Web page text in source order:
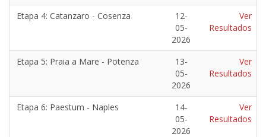
Etapa 4: Catanzaro - Cosenza
12-
05-
2026
Ver
Resultados
Etapa 5: Praia a Mare - Potenza
13-
05-
2026
Ver
Resultados
Etapa 6: Paestum - Naples
14-
05-
2026
Ver
Resultados